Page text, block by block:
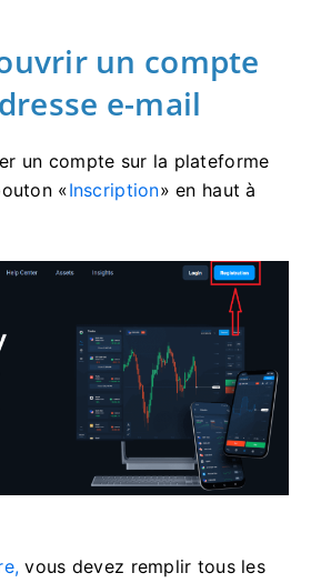
un compte
e-mail
un compte sur la plateforme
«Inscription» en haut à
vous devez remplir tous les